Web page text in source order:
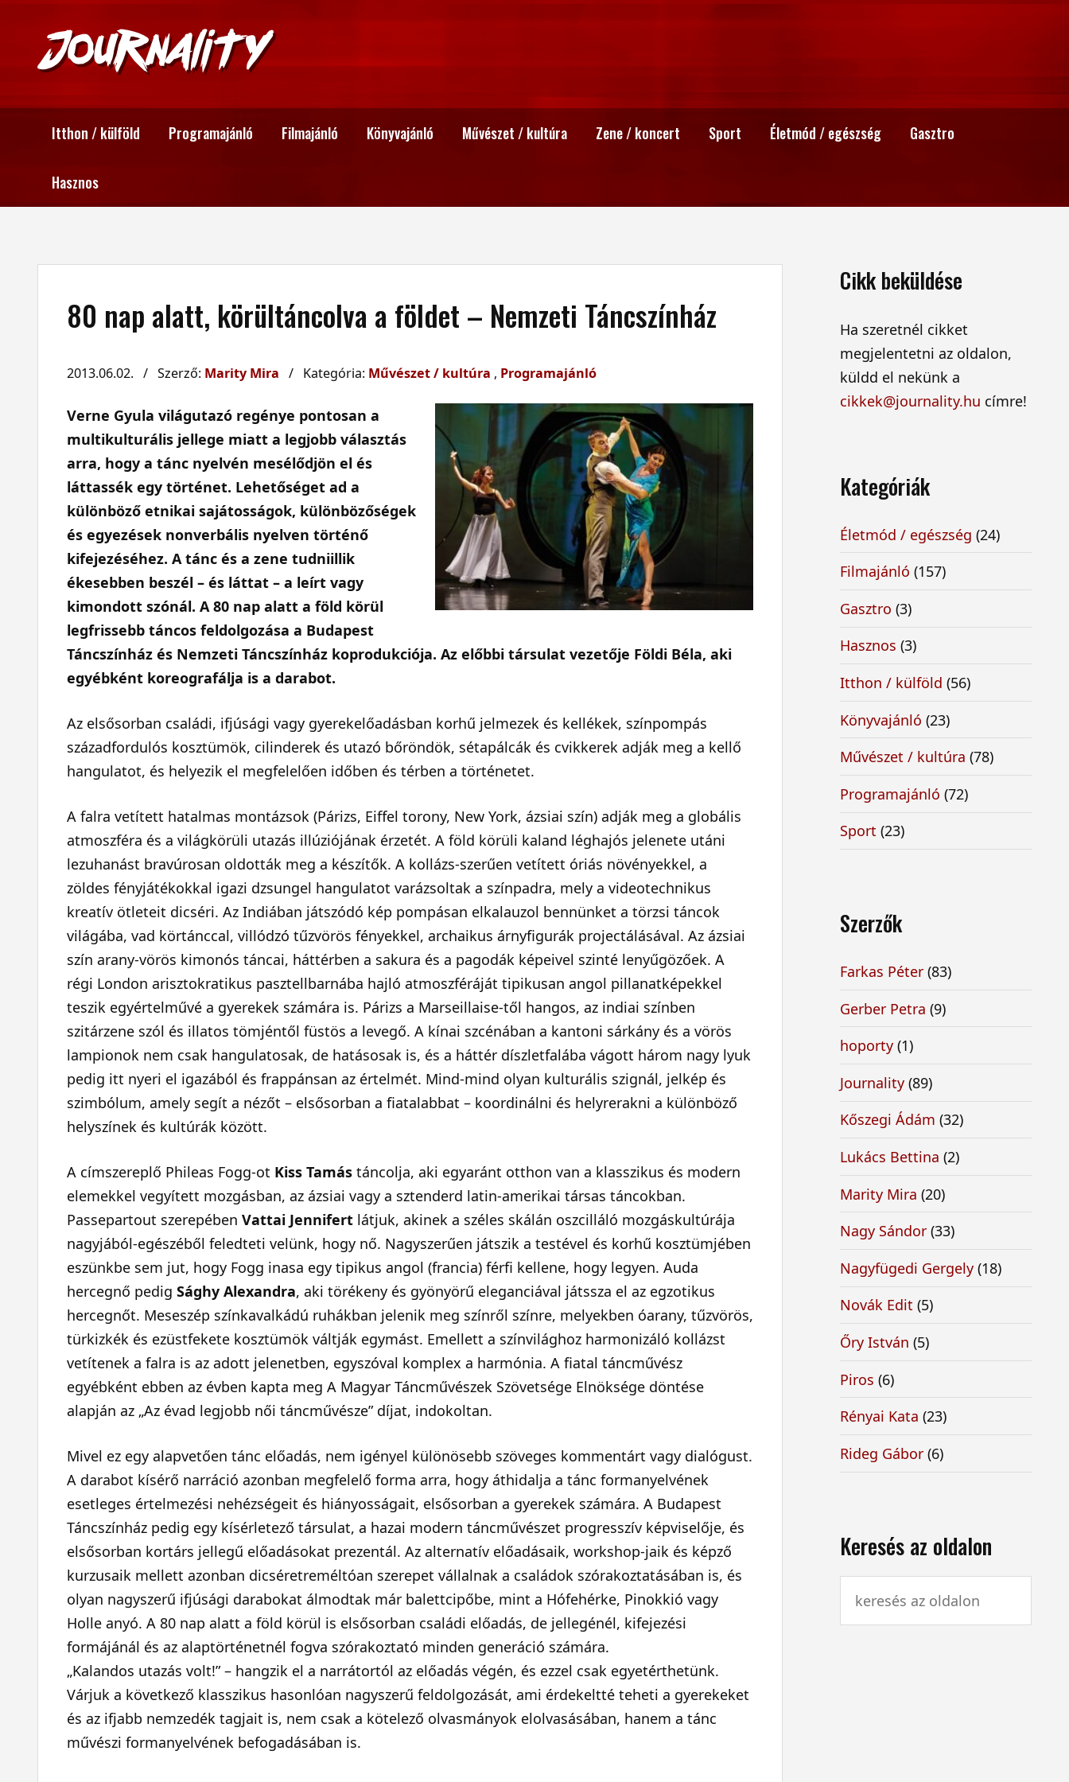
Itthon / külföld Programajánló Filmajánló Könyvajánló Művészet / kultúra Zene / koncert Sport Életmód / egészség Gasztro
Hasznos
80 nap alatt, körültáncolva a földet – Nemzeti Táncszínház
2013.06.02. / Szerző: Marity Mira / Kategória: Művészet / kultúra , Programajánló
Verne Gyula világutazó regénye pontosan a
multikulturális jellege miatt a legjobb választás
arra, hogy a tánc nyelvén mesélődjön el és
láttassék egy történet. Lehetőséget ad a
különböző etnikai sajátosságok, különbözőségek
és egyezések nonverbális nyelven történő
kifejezéséhez. A tánc és a zene tudniillik
ékesebben beszél – és láttat – a leírt vagy
kimondott szónál. A 80 nap alatt a föld körül
legfrissebb táncos feldolgozása a Budapest
Táncszínház és Nemzeti Táncszínház koprodukciója. Az előbbi társulat vezetője Földi Béla, aki
egyébként koreografálja is a darabot.
Az elsősorban családi, ifjúsági vagy gyerekelőadásban korhű jelmezek és kellékek, színpompás
századfordulós kosztümök, cilinderek és utazó bőröndök, sétapálcák és cvikkerek adják meg a kellő
hangulatot, és helyezik el megfelelően időben és térben a történetet.
A falra vetített hatalmas montázsok (Párizs, Eiffel torony, New York, ázsiai szín) adják meg a globális
atmoszféra és a világkörüli utazás illúziójának érzetét. A föld körüli kaland léghajós jelenete utáni
lezuhanást bravúrosan oldották meg a készítők. A kollázs-szerűen vetített óriás növényekkel, a
zöldes fényjátékokkal igazi dzsungel hangulatot varázsoltak a színpadra, mely a videotechnikus
kreatív ötleteit dicséri. Az Indiában játszódó kép pompásan elkalauzol bennünket a törzsi táncok
világába, vad körtánccal, villódzó tűzvörös fényekkel, archaikus árnyfigurák projectálásával. Az ázsiai
szín arany-vörös kimonós táncai, háttérben a sakura és a pagodák képeivel szinté lenyűgözőek. A
régi London arisztokratikus pasztellbarnába hajló atmoszféráját tipikusan angol pillanatképekkel
teszik egyértelművé a gyerekek számára is. Párizs a Marseillaise-től hangos, az indiai színben
szitárzene szól és illatos tömjéntől füstös a levegő. A kínai szcénában a kantoni sárkány és a vörös
lampionok nem csak hangulatosak, de hatásosak is, és a háttér díszletfalába vágott három nagy lyuk
pedig itt nyeri el igazából és frappánsan az értelmét. Mind-mind olyan kulturális szignál, jelkép és
szimbólum, amely segít a nézőt – elsősorban a fiatalabbat – koordinálni és helyrerakni a különböző
helyszínek és kultúrák között.
A címszereplő Phileas Fogg-ot Kiss Tamás táncolja, aki egyaránt otthon van a klasszikus és modern
elemekkel vegyített mozgásban, az ázsiai vagy a sztenderd latin-amerikai társas táncokban.
Passepartout szerepébenVattai Jennifert látjuk, akinek a széles skálán oszcilláló mozgáskultúrája
nagyjából-egészéből feledteti velünk, hogy nő. Nagyszerűen játszik a testével és korhű kosztümjében
eszünkbe sem jut, hogy Fogg inasa egy tipikus angol (francia) férfi kellene, hogy legyen. Auda
hercegnő pedigSághy Alexandra, aki törékeny és gyönyörű eleganciával játssza el az egzotikus
hercegnőt. Meseszép színkavalkádú ruhákban jelenik meg színről színre, melyekben óarany, tűzvörös,
türkizkék és ezüstfekete kosztümök váltják egymást. Emellett a színvilághoz harmonizáló kollázst
vetítenek a falra is az adott jelenetben, egyszóval komplex a harmónia. A fiatal táncművész
egyébként ebben az évben kapta meg A Magyar Táncművészek Szövetsége Elnöksége döntése
alapján az „Az évad legjobb női táncművésze” díjat, indokoltan.
Mivel ez egy alapvetően tánc előadás, nem igényel különösebb szöveges kommentárt vagy dialógust.
A darabot kísérő narráció azonban megfelelő forma arra, hogy áthidalja a tánc formanyelvének
esetleges értelmezési nehézségeit és hiányosságait, elsősorban a gyerekek számára. A Budapest
Táncszínház pedig egy kísérletező társulat, a hazai modern táncművészet progresszív képviselője, és
elsősorban kortárs jellegű előadásokat prezentál. Az alternatív előadásaik, workshop-jaik és képző
kurzusaik mellett azonban dicséretreméltóan szerepet vállalnak a családok szórakoztatásában is, és
olyan nagyszerű ifjúsági darabokat álmodtak már balettcipőbe, mint a Hófehérke, Pinokkió vagy
Holle anyó. A 80 nap alatt a föld körül is elsősorban családi előadás, de jellegénél, kifejezési
formájánál és az alaptörténetnél fogva szórakoztató minden generáció számára.
„Kalandos utazás volt!” – hangzik el a narrátortól az előadás végén, és ezzel csak egyetérthetünk.
Várjuk a következő klasszikus hasonlóan nagyszerű feldolgozását, ami érdekeltté teheti a gyerekeket
és az ifjabb nemzedék tagjait is, nem csak a kötelező olvasmányok elolvasásában, hanem a tánc
művészi formanyelvének befogadásában is.
Cikk beküldése
Ha szeretnél cikket
megjelentetni az oldalon,
küldd el nekünk a
cikkek@journality.hu címre!
Kategóriák
Életmód / egészség (24)
Filmajánló (157)
Gasztro (3)
Hasznos (3)
Itthon / külföld (56)
Könyvajánló (23)
Művészet / kultúra (78)
Programajánló (72)
Sport (23)
Szerzők
Farkas Péter (83)
Gerber Petra (9)
hoporty (1)
Journality (89)
Kőszegi Ádám (32)
Lukács Bettina (2)
Marity Mira (20)
Nagy Sándor (33)
Nagyfügedi Gergely (18)
Novák Edit (5)
Őry István (5)
Piros (6)
Rényai Kata (23)
Rideg Gábor (6)
Keresés az oldalon